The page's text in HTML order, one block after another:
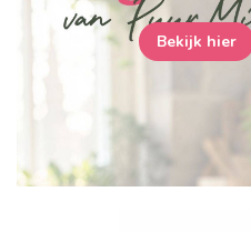
Bekijk hier